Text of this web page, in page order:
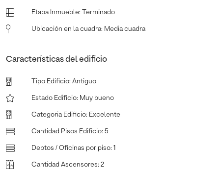
Etapa Inmueble: Terminado
Ubicación en la cuadra: Media cuadra
Características del edificio
Tipo Edificio: Antiguo
Estado Edificio: Muy bueno
Categoria Edificio: Excelente
Cantidad Pisos Edificio: 5
Deptos / Oficinas por piso: 1
Cantidad Ascensores: 2